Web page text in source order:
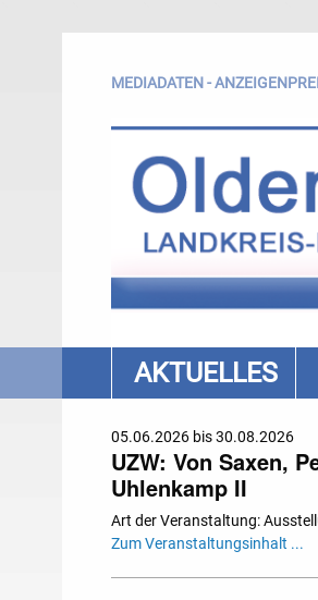
MEDIADATEN -
AKTUELLES
05.06.2026 bis 30.08.2026
UZW: Von Saxen,
Uhlenkamp II
Art der Veranstaltung:
Zum Veranstaltungsinhalt ...